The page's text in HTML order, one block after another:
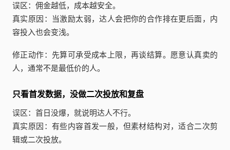
误区：佣金越低，成本越安全。
真实原因：当激励太弱，达人会把你的合作排在更后面，内
容投入也会变浅。
修正动作：先算可承受成本上限，再谈结算。愿意认真卖的
人，通常不是最低价的人。
只看首发数据，没做二次投放和复盘
误区：首日没爆，就说明达人不行。
真实原因：有些内容首发一般，但素材结构对，适合二次剪
辑或二次投放。